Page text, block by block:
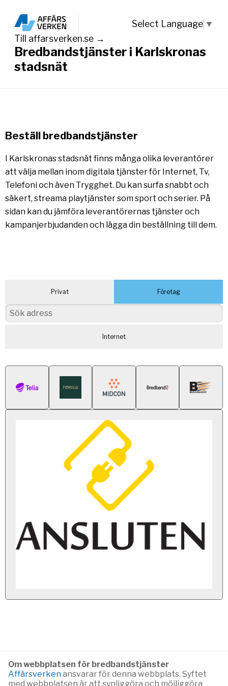
Bredbandstjänster i Karlskronas
stadsnät
Select Language ▼
Till affarsverken.se →
Beställ bredbandstjänster
I Karlskronas stadsnät finns många olika leverantörer
att välja mellan inom digitala tjänster för Internet, Tv,
Telefoni och även Trygghet. Du kan surfa snabbt och
säkert, streama playtjänster som sport och serier. På
sidan kan du jämföra leverantörernas tjänster och
kampanjerbjudanden och lägga din beställning till dem.
Privat Företag
Internet
Om webbplatsen för bredbandstjänster
Affärsverkenansvarar för denna webbplats. Syftet
med webbplatsen är att synliggöra och möjliggöra